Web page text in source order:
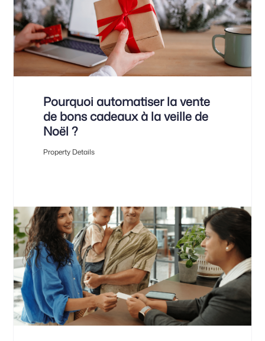
Pourquoi automatiser la vente
de bons cadeaux à la veille de
Noël ?
Property Details